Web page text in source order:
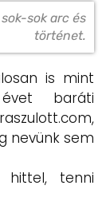
sok arc és
történet.
is mint
baráti
nevünk sem
hittel, tenni